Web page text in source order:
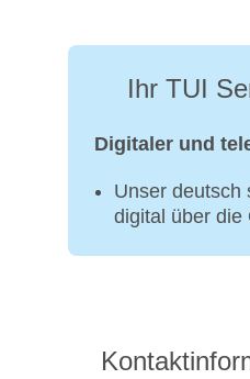
Ihr TUI
Digitaler und
Unser deutsch
digital über die